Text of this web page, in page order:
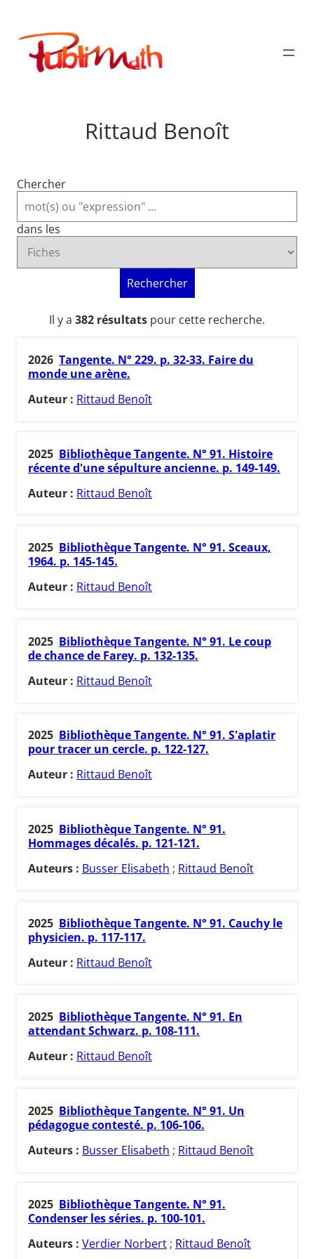
contenu
Publimath
Rittaud Benoît
Chercher
dans les
Rechercher
Il y a 382 résultats pour cette recherche.
2026 Tangente. N° 229. p. 32-33. Faire du
monde une arène.
Auteur : Rittaud Benoît
2025 Bibliothèque Tangente. N° 91. Histoire
récente d'une sépulture ancienne. p. 149-149.
Auteur : Rittaud Benoît
2025 Bibliothèque Tangente. N° 91. Sceaux,
1964. p. 145-145.
Auteur : Rittaud Benoît
2025 Bibliothèque Tangente. N° 91. Le coup
de chance de Farey. p. 132-135.
Auteur : Rittaud Benoît
2025 Bibliothèque Tangente. N° 91. S'aplatir
pour tracer un cercle. p. 122-127.
Auteur : Rittaud Benoît
2025 Bibliothèque Tangente. N° 91.
Hommages décalés. p. 121-121.
Auteurs : Busser Elisabeth ; Rittaud Benoît
2025 Bibliothèque Tangente. N° 91. Cauchy le
physicien. p. 117-117.
Auteur : Rittaud Benoît
2025 Bibliothèque Tangente. N° 91. En
attendant Schwarz. p. 108-111.
Auteur : Rittaud Benoît
2025 Bibliothèque Tangente. N° 91. Un
pédagogue contesté. p. 106-106.
Auteurs : Busser Elisabeth ; Rittaud Benoît
2025 Bibliothèque Tangente. N° 91.
Condenser les séries. p. 100-101.
Auteurs : Verdier Norbert ; Rittaud Benoît